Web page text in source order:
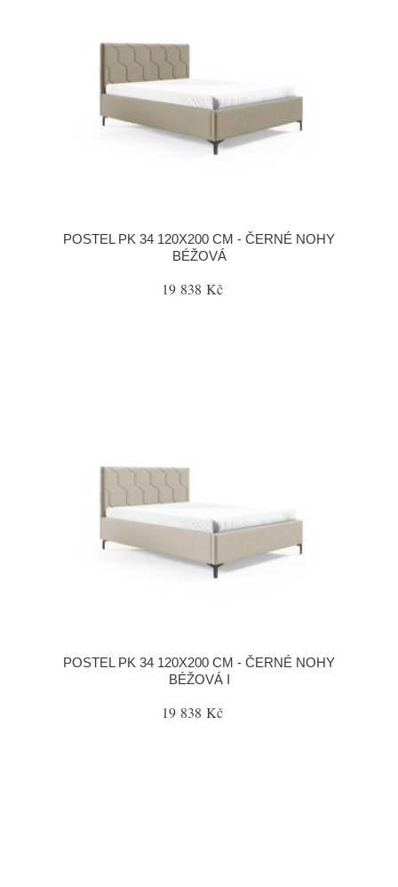
POSTEL PK 34 120X200 CM - ČERNÉ NOHY
BÉŽOVÁ
19 838 Kč
POSTEL PK 34 120X200 CM - ČERNÉ NOHY
BÉŽOVÁ I
19 838 Kč